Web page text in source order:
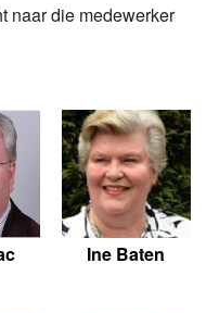
naar die medewerker
Ine Baten